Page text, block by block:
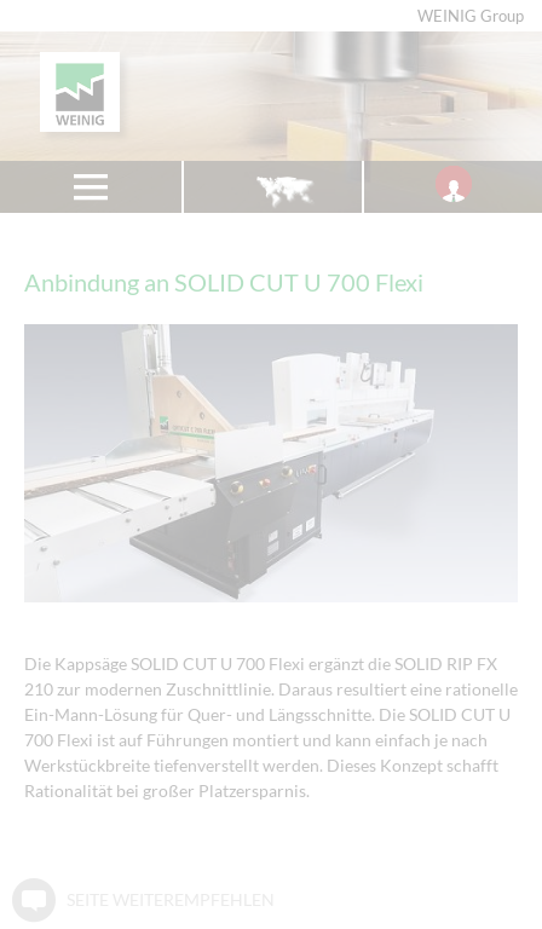
WEINIG Group
Anbindung an SOLID CUT U 700 Flexi
Die Kappsäge SOLID CUT U 700 Flexi ergänzt die SOLID RIP FX
210 zur modernen Zuschnittlinie. Daraus resultiert eine rationelle
Ein-Mann-Lösung für Quer- und Längsschnitte. Die SOLID CUT U
700 Flexi ist auf Führungen montiert und kann einfach je nach
Werkstückbreite tiefenverstellt werden. Dieses Konzept schafft
Rationalität bei großer Platzersparnis.